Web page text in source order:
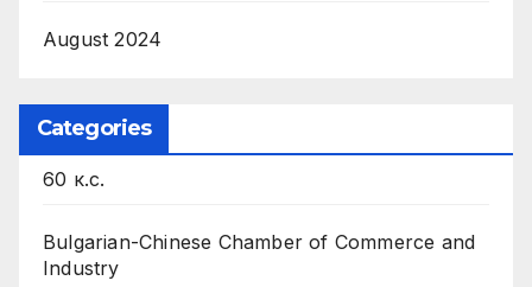
August 2024
Categories
60 к.с.
Bulgarian-Chinese Chamber of Commerce and
Industry